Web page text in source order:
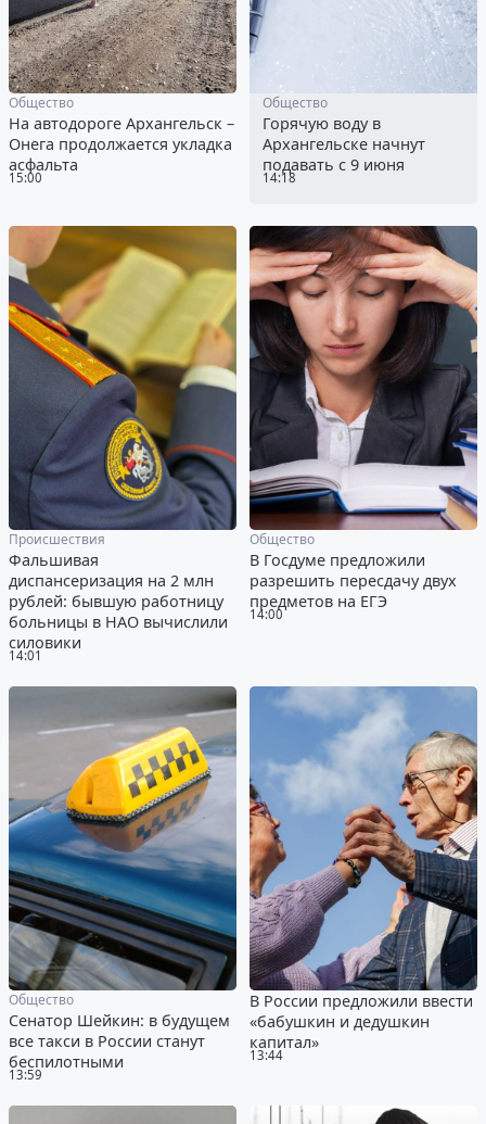
15:00
Общество
На автодороге Архангельск –
Онега продолжается укладка
асфальта
14:18
Общество
Горячую воду в
Архангельске начнут
подавать с 9 июня
14:01
Происшествия
Фальшивая
диспансеризация на 2 млн
рублей: бывшую работницу
больницы в НАО вычислили
силовики
14:00
Общество
В Госдуме предложили
разрешить пересдачу двух
предметов на ЕГЭ
13:59
Общество
Сенатор Шейкин: в будущем
все такси в России станут
беспилотными
13:44
В России предложили ввести
«бабушкин и дедушкин
капитал»